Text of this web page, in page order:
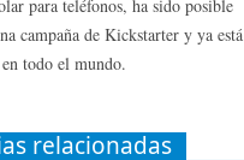
para teléfonos, ha sido posible
campaña de Kickstarter y ya está
todo el mundo.
relacionadas